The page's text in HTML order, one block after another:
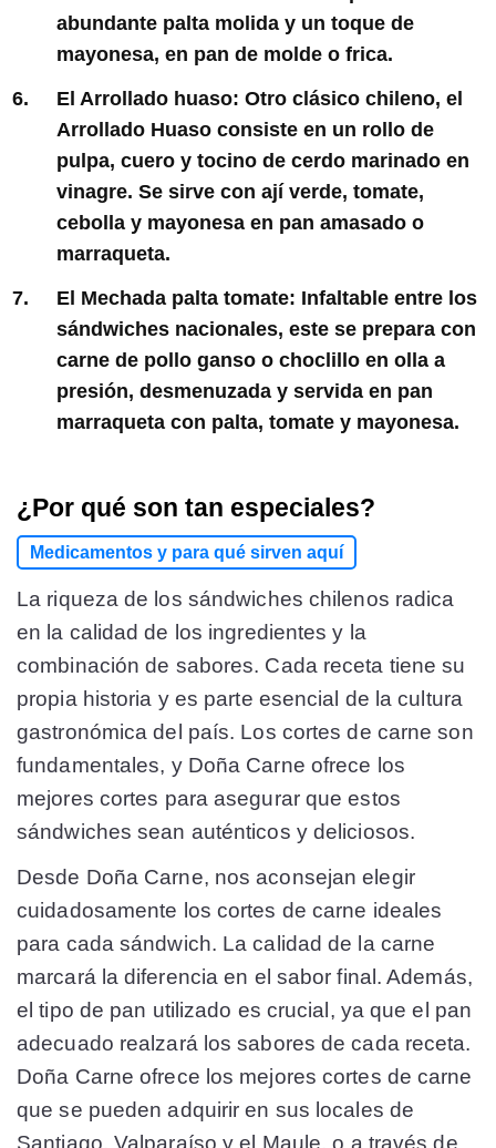
abundante palta molida y un toque de
mayonesa, en pan de molde o frica.
El Arrollado huaso: Otro clásico chileno, el
Arrollado Huaso consiste en un rollo de
pulpa, cuero y tocino de cerdo marinado en
vinagre. Se sirve con ají verde, tomate,
cebolla y mayonesa en pan amasado o
marraqueta.
El Mechada palta tomate: Infaltable entre los
sándwiches nacionales, este se prepara con
carne de pollo ganso o choclillo en olla a
presión, desmenuzada y servida en pan
marraqueta con palta, tomate y mayonesa.
¿Por qué son tan especiales?
Medicamentos y para qué sirven aquí
La riqueza de los sándwiches chilenos radica
en la calidad de los ingredientes y la
combinación de sabores. Cada receta tiene su
propia historia y es parte esencial de la cultura
gastronómica del país. Los cortes de carne son
fundamentales, y Doña Carne ofrece los
mejores cortes para asegurar que estos
sándwiches sean auténticos y deliciosos.
Desde Doña Carne, nos aconsejan elegir
cuidadosamente los cortes de carne ideales
para cada sándwich. La calidad de la carne
marcará la diferencia en el sabor final. Además,
el tipo de pan utilizado es crucial, ya que el pan
adecuado realzará los sabores de cada receta.
Doña Carne ofrece los mejores cortes de carne
que se pueden adquirir en sus locales de
Santiago, Valparaíso y el Maule, o a través de